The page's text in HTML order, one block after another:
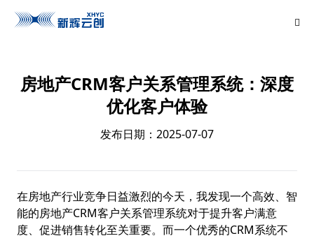
房地产CRM客户关系管理系统：深度
优化客户体验
发布日期：2025-07-07
在房地产行业竞争日益激烈的今天，我发现一个高效、智
能的房地产CRM客户关系管理系统对于提升客户满意
度、促进销售转化至关重要。而一个优秀的CRM系统不